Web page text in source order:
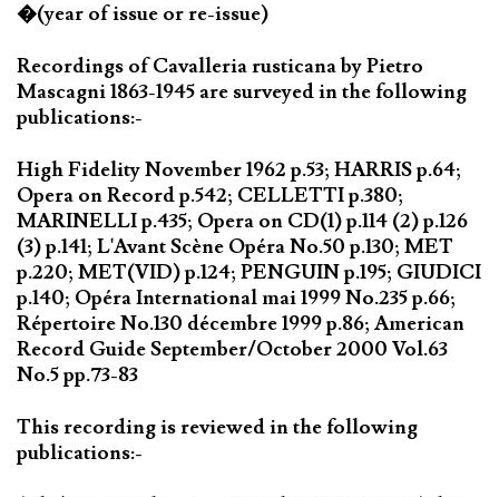
�(year of issue or re-issue)
Recordings of Cavalleria rusticana by Pietro
Mascagni 1863-1945 are surveyed in the following
publications:-
High Fidelity November 1962 p.53; HARRIS p.64;
Opera on Record p.542; CELLETTI p.380;
MARINELLI p.435; Opera on CD(1) p.114 (2) p.126
(3) p.141; L'Avant Scène Opéra No.50 p.130; MET
p.220; MET(VID) p.124; PENGUIN p.195; GIUDICI
p.140; Opéra International mai 1999 No.235 p.66;
Répertoire No.130 décembre 1999 p.86; American
Record Guide September/October 2000 Vol.63
No.5 pp.73-83
This recording is reviewed in the following
publications:-